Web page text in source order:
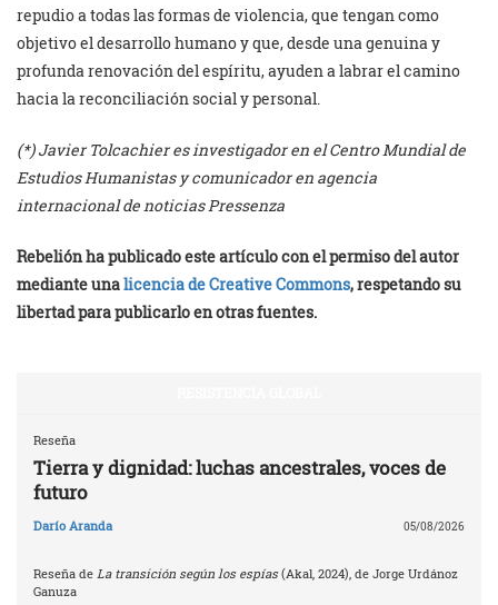
repudio a todas las formas de violencia, que tengan como
objetivo el desarrollo humano y que, desde una genuina y
profunda renovación del espíritu, ayuden a labrar el camino
hacia la reconciliación social y personal.
(*) Javier Tolcachier es investigador en el Centro Mundial de
Estudios Humanistas y comunicador en agencia
internacional de noticias Pressenza
Rebelión ha publicado este artículo con el permiso del autor
mediante unalicencia de Creative Commons, respetando su
libertad para publicarlo en otras fuentes.
Reseña
Tierra y dignidad: luchas ancestrales, voces de
futuro
Darío Aranda 05/08/2026
Reseña de La transición según los espías (Akal, 2024), de Jorge Urdánoz
Ganuza